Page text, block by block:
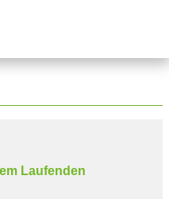
finden.
Laufenden